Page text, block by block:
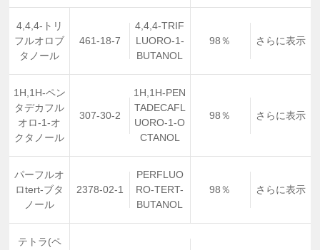
4,4,4-トリ
フルオロブ
タノール
461-18-7
4,4,4-TRIF
LUORO-1-
BUTANOL
98％ さらに表示
1H,1H-ペン
タデカフル
オロ-1-オ
クタノール
307-30-2
1H,1H-PEN
TADECAFL
UORO-1-O
CTANOL
98％ さらに表示
パーフルオ
ロtert-ブタ
ノール
2378-02-1
PERFLUO
RO-TERT-
BUTANOL
98％ さらに表示
テトラ(ペ